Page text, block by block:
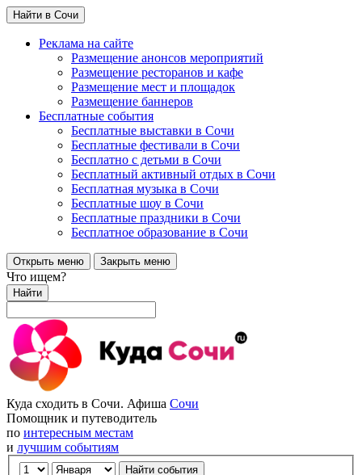
Найти в Сочи
Реклама на сайте
Размещение анонсов мероприятий
Размещение ресторанов и кафе
Размещение мест и площадок
Размещение баннеров
Бесплатные события
Бесплатные выставки в Сочи
Бесплатные фестивали в Сочи
Бесплатно с детьми в Сочи
Бесплатный активный отдых в Сочи
Бесплатная музыка в Сочи
Бесплатные шоу в Сочи
Бесплатные праздники в Сочи
Бесплатное образование в Сочи
Открыть меню Закрыть меню
Что ищем?
Найти
Куда сходить в Сочи. Афиша Сочи
Помощник и путеводитель
по интересным местам
и лучшим событиям